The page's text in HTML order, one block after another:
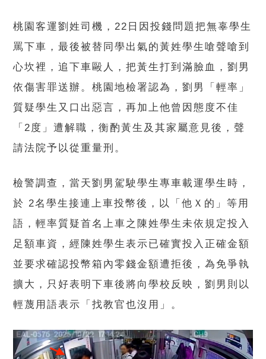
桃園客運劉姓司機，22日因投錢問題把無辜學生
罵下車，最後被替同學出氣的黃姓學生嗆聲嗆到
心坎裡，追下車毆人，把黃生打到滿臉血，劉男
依傷害罪送辦。桃園地檢署認為，劉男「輕率」
質疑學生又口出惡言，再加上他曾因態度不佳
「2度」遭解職，衡酌黃生及其家屬意見後，聲
請法院予以從重量刑。
檢警調查，當天劉男駕駛學生專車載運學生時，
於 2名學生接連上車投幣後，以「他Ｘ的」等用
語，輕率質疑首名上車之陳姓學生未依規定投入
足額車資，經陳姓學生表示已確實投入正確金額
並要求確認投幣箱內零錢金額遭拒後，為免爭執
擴大，只好表明下車後將向學校反映，劉男則以
輕蔑用語表示「找教官也沒用」。